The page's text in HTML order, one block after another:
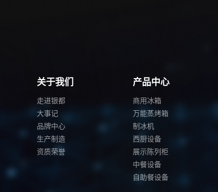
关于我们
走进银都
大事记
品牌中心
生产制造
资质荣誉
产品中心
商用冰箱
万能蒸烤箱
制冰机
西厨设备
展示陈列柜
中餐设备
自助餐设备